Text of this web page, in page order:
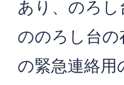
あり、のろ
ののろし台
の緊急連絡用